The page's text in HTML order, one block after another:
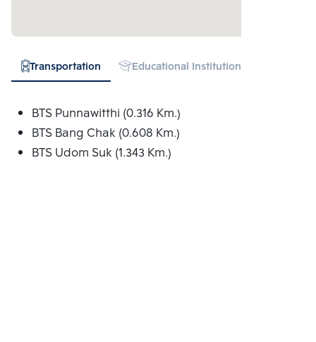
Transportation Educational Institution
BTS Punnawitthi (0.316 Km.)
BTS Bang Chak (0.608 Km.)
BTS Udom Suk (1.343 Km.)